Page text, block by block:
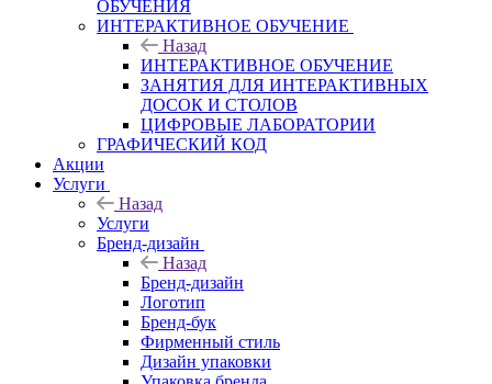
ОБУЧЕНИЯ
ИНТЕРАКТИВНОЕ ОБУЧЕНИЕ
Назад
ИНТЕРАКТИВНОЕ ОБУЧЕНИЕ
ЗАНЯТИЯ ДЛЯ ИНТЕРАКТИВНЫХ
ДОСОК И СТОЛОВ
ЦИФРОВЫЕ ЛАБОРАТОРИИ
ГРАФИЧЕСКИЙ КОД
Акции
Услуги
Назад
Услуги
Бренд-дизайн
Назад
Бренд-дизайн
Логотип
Бренд-бук
Фирменный стиль
Дизайн упаковки